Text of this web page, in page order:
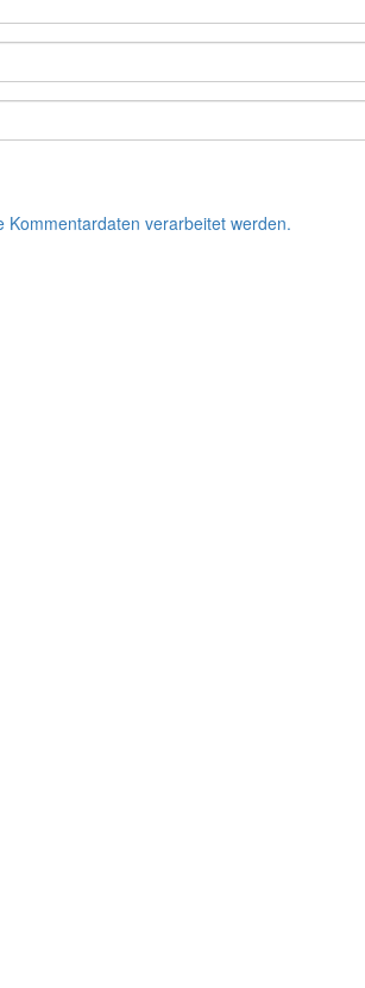
Kommentardaten verarbeitet werden.